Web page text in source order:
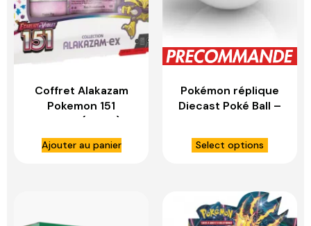
Coffret Alakazam
Pokemon 151
Français (EV3.5) –
ASMODEE
Ajouter au panier
Pokémon réplique
Diecast Poké Ball –
Select options